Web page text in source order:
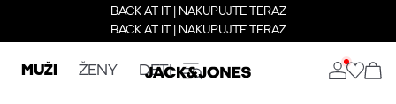
BACK AT IT | NAKUPUJTE TERAZ
BACK AT IT | NAKUPUJTE TERAZ
MUŽI ŽENY DETI